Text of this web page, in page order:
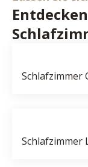
Schlafzimmer
Schlafzimmer